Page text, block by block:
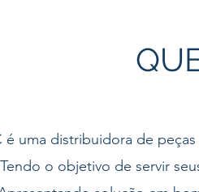
é uma distribuidora de
o objetivo de servir